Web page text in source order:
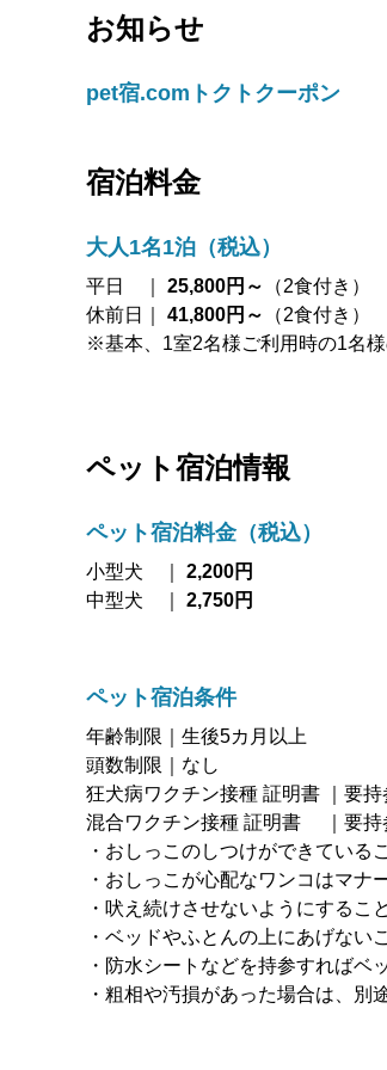
お知らせ
pet宿.comトクトクーポン
宿泊料金
大人1名1泊（税込）
平日 ｜ 25,800円～
（2食付き）
休前日｜
41,800円～
（2食付き）
※基本、1室2名様ご利用時の1名様
ペット宿泊情報
ペット宿泊料金（税込）
小型犬 ｜
2,200円
中型犬 ｜ 2,750円
ペット宿泊条件
年齢制限｜生後5カ月以上
頭数制限｜なし
狂犬病ワクチン接種 証明書 ｜要持
混合ワクチン接種 証明書 ｜要持
・おしっこのしつけができている
・おしっこが心配なワンコはマナ
・吠え続けさせないようにすること
・ベッドやふとんの上にあげない
・防水シートなどを持参すればベ
・粗相や汚損があった場合は、別